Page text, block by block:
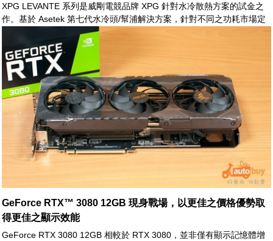
XPG LEVANTE 系列是威剛電競品牌 XPG 針對水冷散熱方案的試金之
作。基於 Asetek 第七代水冷頭/幫浦解決方案，針對不同之功耗市場定
位，XPG LEVANTE 共推出了 240mm 及 360mm 兩種版本。
GeForce RTX™ 3080 12GB 現身戰場，以更佳之價格優勢取
得更佳之顯示效能
GeForce RTX 3080 12GB 相較於 RTX 3080，並非僅有顯示記憶體增